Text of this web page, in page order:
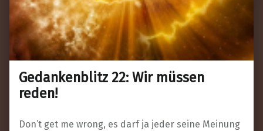
Gedankenblitz 22: Wir müssen
reden!
Don’t get me wrong, es darf ja jeder seine Meinung